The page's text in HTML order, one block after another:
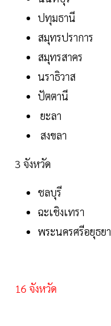
ปทุมธานี
สมุทรปราการ
สมุทรสาคร
นราธิวาส
ปัตตานี
ยะลา
สงขลา
3 จังหวัด
ชลบุรี
ฉะเชิงเทรา
พระนครศรีอยุธยา
16 จังหวัด